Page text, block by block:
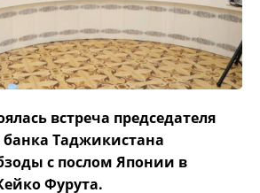
встреча председателя
Таджикистана
с послом Японии в
Фурута.